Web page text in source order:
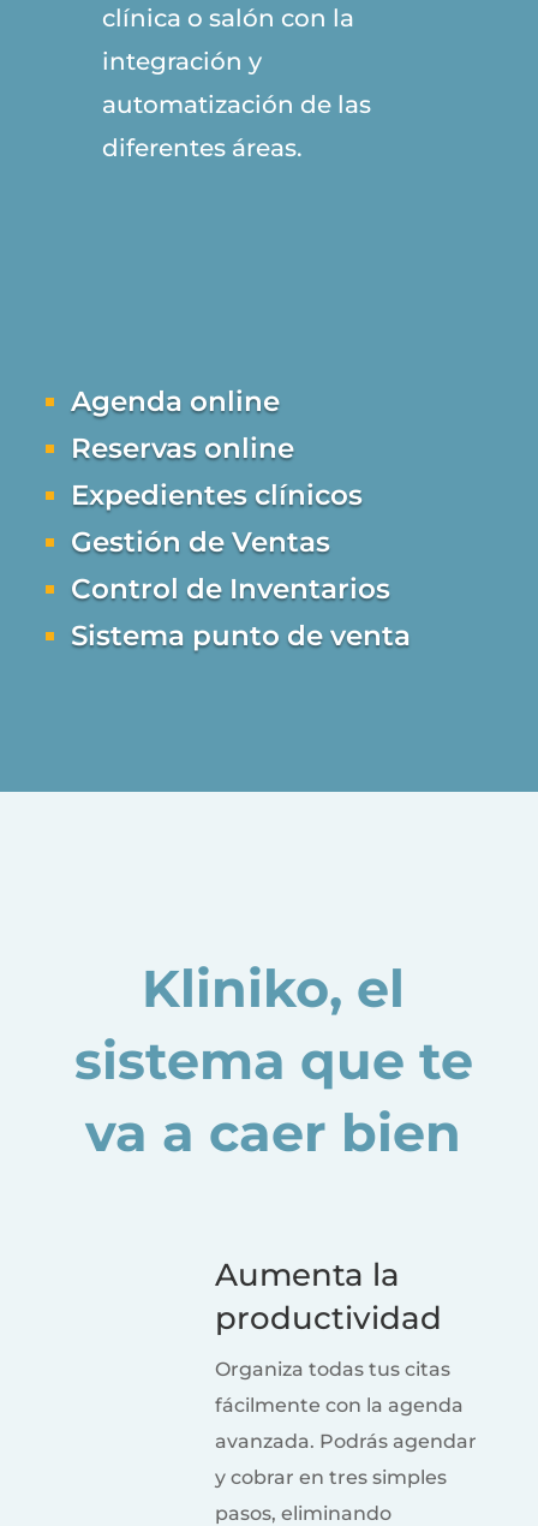
clínica o salón con la
integración y
automatización de las
diferentes áreas.
Agenda online
Reservas online
Expedientes clínicos
Gestión de Ventas
Control de Inventarios
Sistema punto de venta
Kliniko, el
sistema que te
va a caer bien
Aumenta la
productividad
Organiza todas tus citas
fácilmente con la agenda
avanzada. Podrás agendar
y cobrar en tres simples
pasos, eliminando